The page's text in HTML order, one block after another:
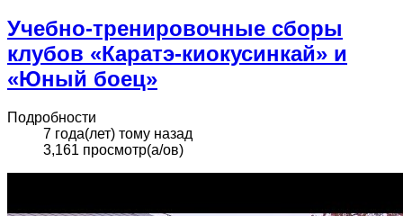
Учебно-тренировочные сборы
клубов «Каратэ-киокусинкай» и
«Юный боец»
Подробности
7 года(лет) тому назад
3,161 просмотр(а/ов)